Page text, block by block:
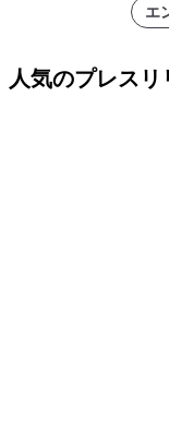
エ
人気のプレスリ